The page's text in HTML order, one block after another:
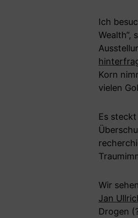
Ich
Wealth“,
Korn
vielen
Es
Wir
Jan
Drogen